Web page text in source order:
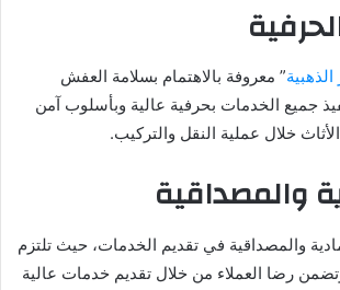
” معروفة بالاهتمام بسلامة العفش
جميع الخدمات بحرفية عالية وبأسلوب آمن
خلال عملية النقل والتركيب.
والمصداقية في تقديم الخدمات، حيث تلتزم
رضا العملاء من خلال تقديم خدمات عالية